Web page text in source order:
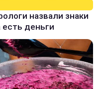
назвали знаки
есть деньги